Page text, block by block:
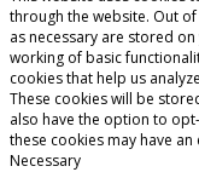
through the website. Out
as necessary are stored
working of basic
cookies that help us
These cookies will be
also have the option to
these cookies may have
Necessary